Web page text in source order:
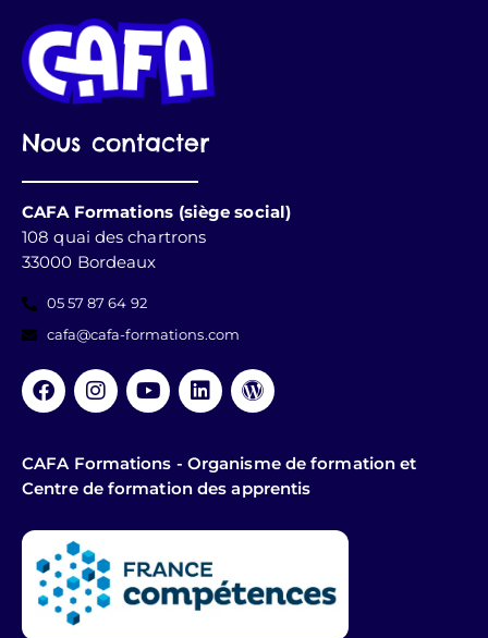
Nous contacter
CAFA Formations (siège social)
108 quai des chartrons
33000 Bordeaux
05 57 87 64 92
cafa@cafa-formations.com
CAFA Formations - Organisme de formation et
Centre de formation des apprentis